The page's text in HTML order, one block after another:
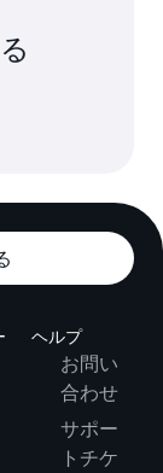
ヘルプ
お問い
合わせ
サポー
トチケ